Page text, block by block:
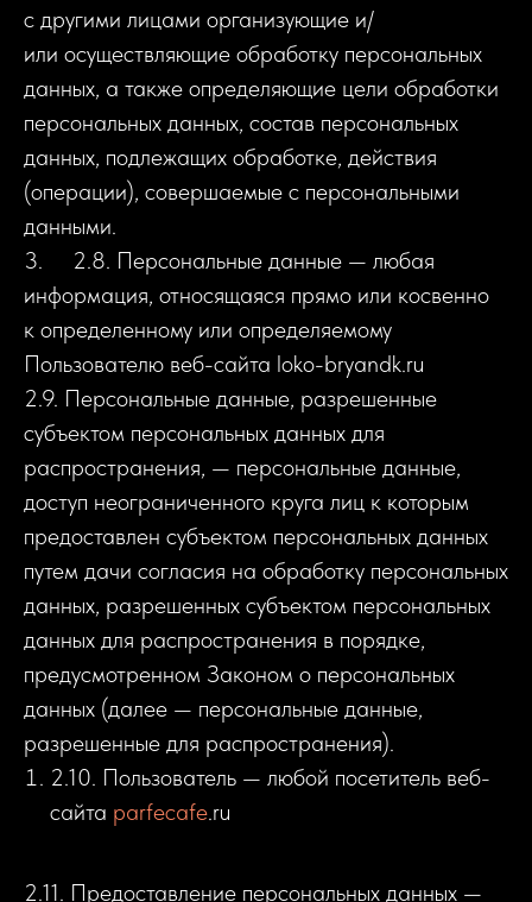
с другими лицами организующие и/
или осуществляющие обработку персональных
данных, а также определяющие цели обработки
персональных данных, состав персональных
данных, подлежащих обработке, действия
(операции), совершаемые с персональными
данными.
3. 2.8. Персональные данные — любая
информация, относящаяся прямо или косвенно
к определенному или определяемому
Пользователю веб-сайта loko-bryandk.ru
2.9. Персональные данные, разрешенные
субъектом персональных данных для
распространения, — персональные данные,
доступ неограниченного круга лиц к которым
предоставлен субъектом персональных данных
путем дачи согласия на обработку персональных
данных, разрешенных субъектом персональных
данных для распространения в порядке,
предусмотренном Законом о персональных
данных (далее — персональные данные,
разрешенные для распространения).
2.10. Пользователь — любой посетитель веб-
сайта parfecafe.ru
2.11. Предоставление персональных данных —